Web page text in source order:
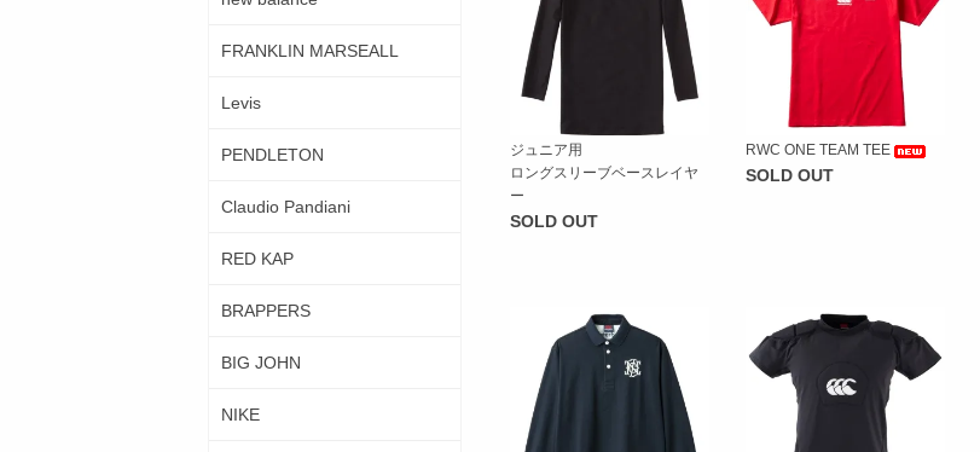
ジュニア用
ロングスリーブベースレイヤ
ー
SOLD OUT
RWC ONE TEAM TEE
SOLD OUT
FRANKLIN MARSEALL
Levis
PENDLETON
Claudio Pandiani
RED KAP
BRAPPERS
BIG JOHN
NIKE